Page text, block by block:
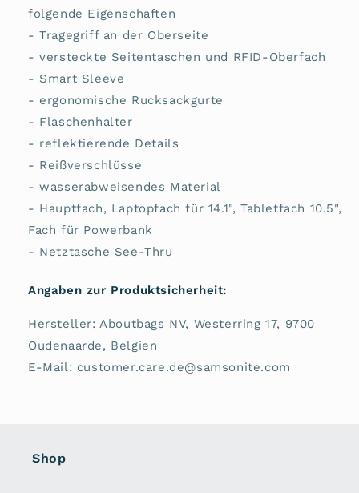
folgende Eigenschaften
- Tragegriff an der Oberseite
- versteckte Seitentaschen und RFID-Oberfach
- Smart Sleeve
- ergonomische Rucksackgurte
- Flaschenhalter
- reflektierende Details
- Reißverschlüsse
- wasserabweisendes Material
- Hauptfach, Laptopfach für 14.1", Tabletfach 10.5",
Fach für Powerbank
- Netztasche See-Thru
Angaben zur Produktsicherheit:
Hersteller: Aboutbags NV, Westerring 17, 9700
Oudenaarde, Belgien
E-Mail: customer.care.de@samsonite.com
Shop